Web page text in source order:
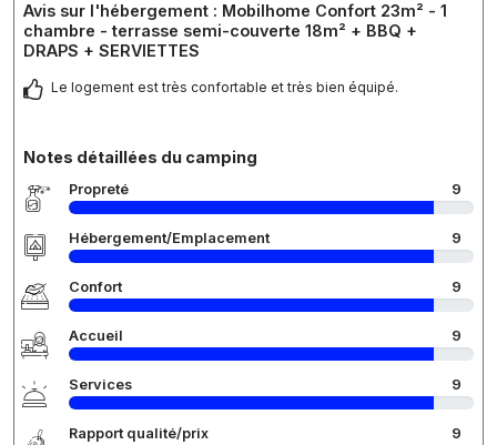
Avis sur l'hébergement : Mobilhome Confort 23m² - 1
chambre - terrasse semi-couverte 18m² + BBQ +
DRAPS + SERVIETTES
Le logement est très confortable et très bien équipé.
Notes détaillées du camping
Propreté 9
Hébergement/Emplacement 9
Confort 9
Accueil 9
Services 9
Rapport qualité/prix 9